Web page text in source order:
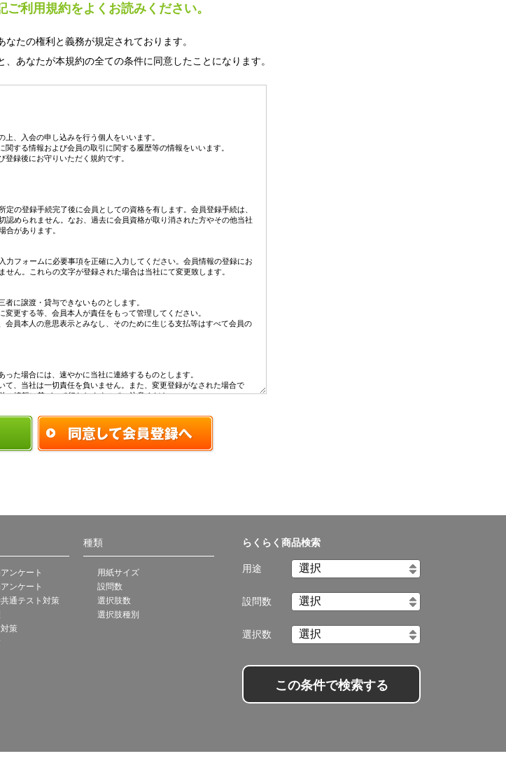
ご利用規約をよくお読みください。
たの権利と義務が規定されております。
あなたが本規約の全ての条件に同意したことになります。
らくらく商品検索
用途
設問数
選択数
この条件で検索する
ンケート
ンケート
通テスト対策
策
種類
用紙サイズ
設問数
選択肢数
選択肢種別